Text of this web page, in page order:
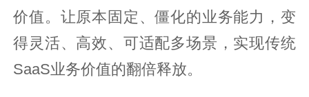
价值。让原本固定、僵化的业务能力，变
得灵活、高效、可适配多场景，实现传统
SaaS业务价值的翻倍释放。